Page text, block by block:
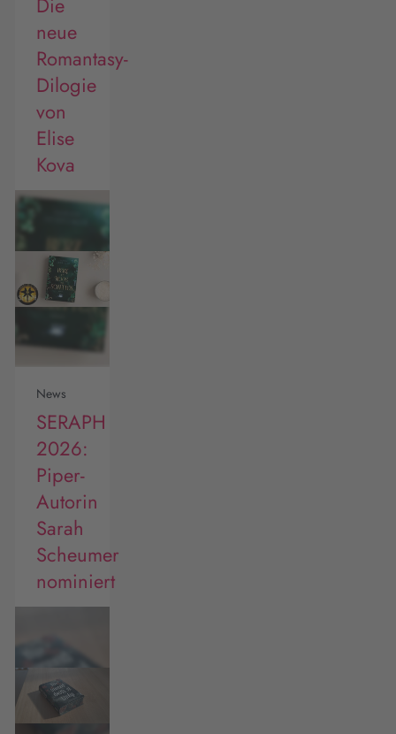
neue
Romantasy-
Dilogie
von
Elise
Kova
News
SERAPH
2026:
Piper-
Autorin
Sarah
Scheumer
nominiert